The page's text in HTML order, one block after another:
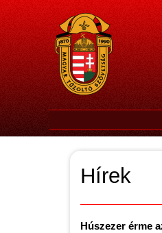
Hírek
Húszezer érme